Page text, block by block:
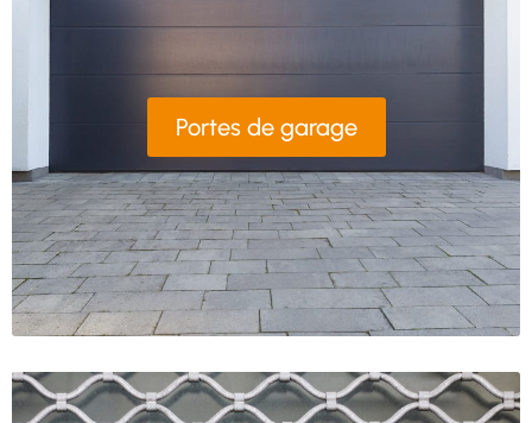
Portes de garage